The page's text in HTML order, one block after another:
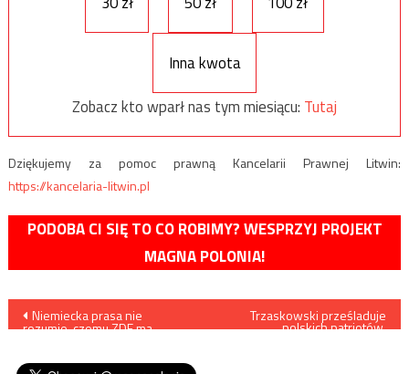
Inna kwota
Zobacz kto wparł nas tym miesiącu: Tutaj
Dziękujemy za pomoc prawną Kancelarii Prawnej Litwin:
https://kancelaria-litwin.pl
PODOBA CI SIĘ TO CO ROBIMY? WESPRZYJ PROJEKT
MAGNA POLONIA!
Nawigacja
wpisu
Niemiecka prasa nie
rozumie, czemu ZDF ma
Trzaskowski prześladuje
polskich patriotów.